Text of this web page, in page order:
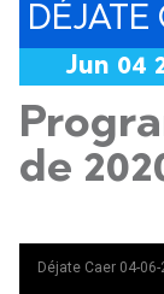
DÉJATE
Jun 04
de